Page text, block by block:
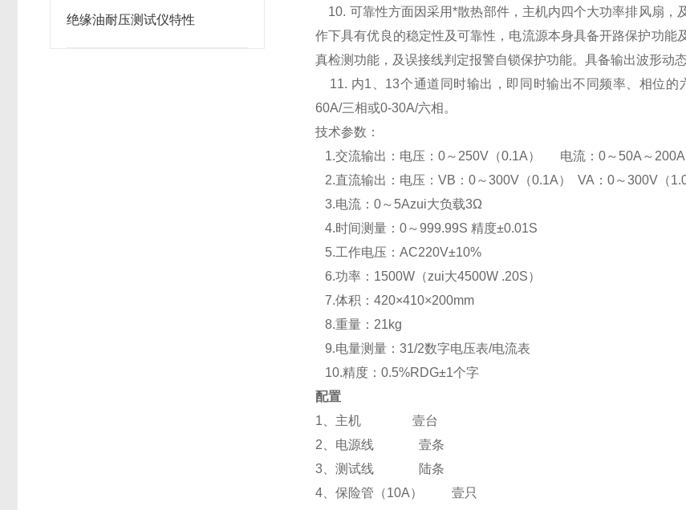
绝缘油耐压测试仪特性
10. 可靠性方面因采用*散热部件，主机内四个大功率排风扇，
作下具有优良的稳定性及可靠性，电流源本身具备开路保护功
真检测功能，及误接线判定报警自锁保护功能。具备输出波形动
11. 内1、13个通道同时输出，即同时输出不同频率、相位的
60A/三相或0-30A/六相。
技术参数：
1.交流输出：电压：0～ 250V （0.1A） 电流：0～ 50A ～
2.直流输出：电压：VB ：0～300V （0.1A） VA ：0～300V （
3.电流：0～ 5Azui大负载3Ω
4.时间测量：0～999.99S精度±0.01S
5.工作电压：AC220V±10%
6.功率： 1500W （zui大4500W .20S）
7.体积：420×410×200mm
8.重量： 21kg
9.电量测量：31/2数字电压表/电流表
10.精度：0.5%RDG±1个字
配置
1 、主机
壹台
2 、电源线
壹条
3 、测试线
陆条
4 、保险管 （10A）壹只